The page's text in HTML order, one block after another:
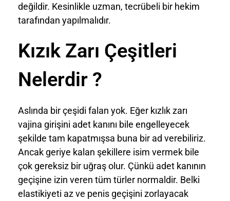
değildir. Kesinlikle uzman, tecrübeli bir hekim
tarafından yapılmalıdır.
Kızık Zarı Çeşitleri
Nelerdir ?
Aslında bir çeşidi falan yok. Eğer kızlık zarı
vajina girişini adet kanını bile engelleyecek
şekilde tam kapatmışsa buna bir ad verebiliriz.
Ancak geriye kalan şekillere isim vermek bile
çok gereksiz bir uğraş olur. Çünkü adet kanının
geçişine izin veren tüm türler normaldir. Belki
elastikiyeti az ve penis geçişini zorlayacak